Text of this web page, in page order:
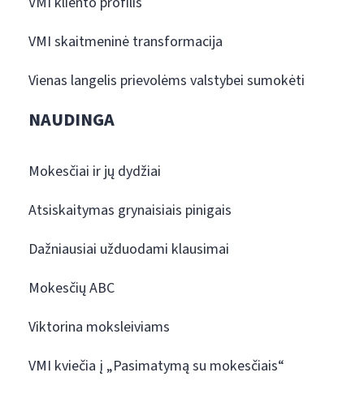
VMI skaitmeninė transformacija
Vienas langelis prievolėms valstybei sumokėti
NAUDINGA
Mokesčiai ir jų dydžiai
Atsiskaitymas grynaisiais pinigais
Dažniausiai užduodami klausimai
Mokesčių ABC
Viktorina moksleiviams
VMI kviečia į „Pasimatymą su mokesčiais“